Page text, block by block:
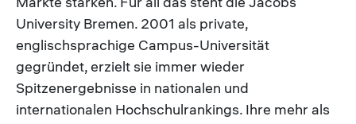
University Bremen. 2001 als private,
englischsprachige Campus-Universität
gegründet, erzielt sie immer wieder
Spitzenergebnisse in nationalen und
internationalen Hochschulrankings. Ihre mehr als